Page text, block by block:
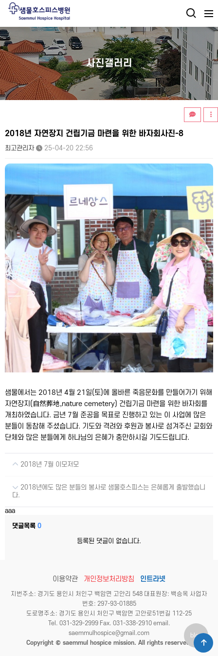
사진갤러리
2018년 자연장지 건립기금 마련을 위한 바자회사진-8
최고관리자
25-04-20 22:56
본문
샘물에서는 2018년 4월 21일(토)에 올바른 죽음문화를 만들어가기 위해
자연장지(自然葬地,nature cemetery) 건립​기금 마련을 위한 바자회를
개최하였습니다. 금년 7월 준공을 목표로 진행하고 있는 이 사업에 많은
분들이 동참해 주셨습니다. 기도와 격려와 후원과 봉사로 섬겨주신 교회와
단체와 많은 분들에게 하나님의 은혜가 충만하시길 기도드립니다.
2018년 7월 이모저모
2018년에도 많은 분들의 봉사로 샘물호스피스는 은혜롭게 출발했습니
다.
aaa
댓글목록 0
등록된 댓글이 없습니다.
이용약관 개인정보처리방침 인트라넷
지번주소: 경기도 용인시 처인구 백암면 고안리 548 대표원장: 백승옥 사업자
번호: 297-93-01885
도로명주소: 경기도 용인시 처인구 백암면 고안로51번길 112-25
Tel. 031-329-2999 Fax. 031-338-2910 email.
saemmulhospice@gmail.com
Copyright © saemmul hospice mission. All rights reserved.
blog